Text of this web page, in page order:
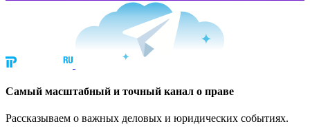
Cамый масштабный и точный канал о праве
Рассказываем о важных деловых и юридических событиях.